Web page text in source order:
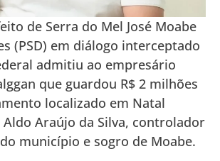
de Serra do Mel José Moabe
(PSD) em diálogo interceptado
admitiu ao empresário
que guardou R$ 2 milhões
localizado em Natal
Araújo da Silva, controlador
município e sogro de Moabe.